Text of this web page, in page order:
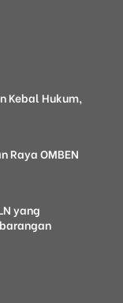
Kebal Hukum,
Raya OMBEN
yang